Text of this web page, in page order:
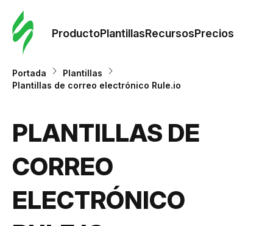
ProductoPlantillasRecursosPrecios
Portada
Plantillas
Plantillas de correo electrónico Rule.io
PLANTILLAS DE
CORREO
ELECTRÓNICO